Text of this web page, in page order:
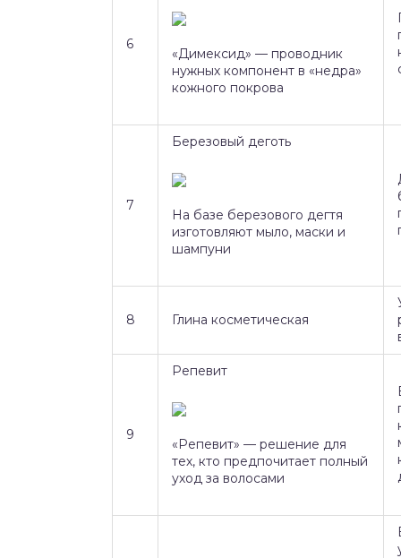
6
«Димексид» — проводник
нужных компонент в «недра»
кожного покрова
7
Березовый деготь
На базе березового дегтя
изготовляют мыло, маски и
шампуни
8 Глина косметическая
9
Репевит
«Репевит» — решение для
тех, кто предпочитает полный
уход за волосами